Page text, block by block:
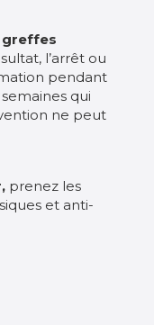
greffes
l’arrêt ou
pendant
qui
ne peut
prenez les
et anti-